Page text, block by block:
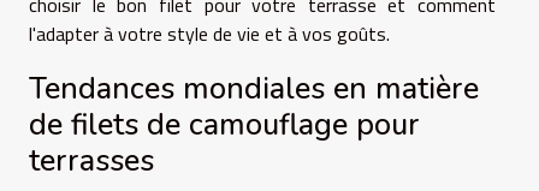
l'adapter à votre style de vie et à vos goûts.
Tendances mondiales en matière
de filets de camouflage pour
terrasses